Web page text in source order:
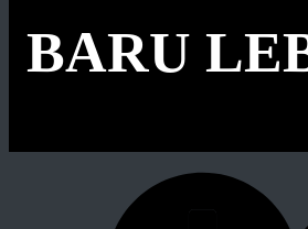
BARU